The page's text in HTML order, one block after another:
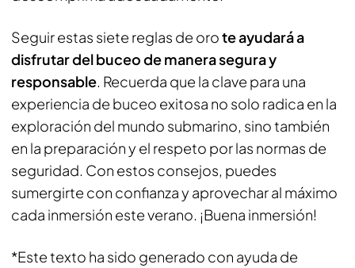
Seguir estas siete reglas de orote ayudará a
disfrutar del buceo de manera segura y
responsable. Recuerda que la clave para una
experiencia de buceo exitosa no solo radica en la
exploración del mundo submarino, sino también
en la preparación y el respeto por las normas de
seguridad. Con estos consejos, puedes
sumergirte con confianza y aprovechar al máximo
cada inmersión este verano. ¡Buena inmersión!
*Este texto ha sido generado con ayuda de